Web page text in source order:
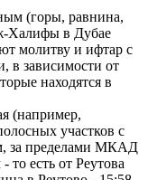
(горы, равнина,
Халифы в Дубае
молитву и ифтар с
в зависимости от
находятся в
(например,
участков с
за пределами МКАД
есть от Реутова